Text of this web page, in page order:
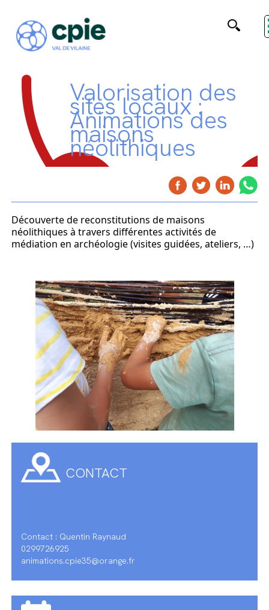
Valorisation des
sites locaux :
Animations des
maisons
néolithiques
Découverte de reconstitutions de maisons
néolithiques à travers différentes activités de
médiation en archéologie (visites guidées, ateliers, …)
CONTACT
Contact : Quentin Raynaud
0299726925
animations.cpie35@orange.fr